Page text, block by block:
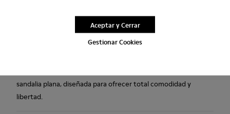
Gestionar Cookies
Aceptar y Cerrar
Sandalias negras para hombre de piel vacuna, con plantillas de
PU no extraíbles y suelas de goma.
sandalia plana, diseñada para ofrecer total comodidad y
libertad.